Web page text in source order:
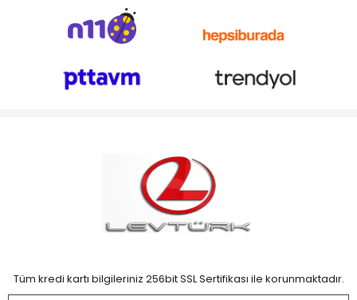
Tüm kredi kartı bilgileriniz 256bit SSL Sertifikası ile korunmaktadır.